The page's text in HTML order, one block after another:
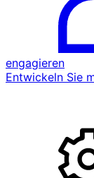
engagieren
Entwickeln Sie